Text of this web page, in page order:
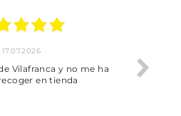
17.07.2026
Vilafranca y no me ha
en tienda